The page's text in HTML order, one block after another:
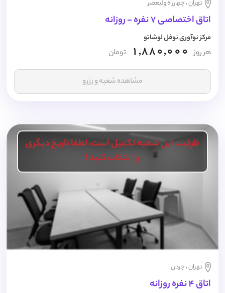
تهران ، چهارراه ولیعصر
اتاق اختصاصی 7 نفره - روزانه
مرکز نوآوری نوفل لوشاتو
هر روز 1,880,000 تومان
مشاهده شعبه و رزرو
ظرفیت این شعبه تکمیل است، لطفا تاریخ دیگری
را انتخاب کنید !
تهران ، جردن
اتاق 4 نفره روزانه